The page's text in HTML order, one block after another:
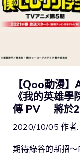
【Qoo動漫
《我的英雄
傳 PV 將於
2020/10/05 作者:
期待綠谷的新招～